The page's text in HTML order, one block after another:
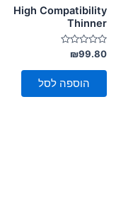
High Compatibility
Thinner
דורג
0
מתוך
₪99.80
הוספה לסל